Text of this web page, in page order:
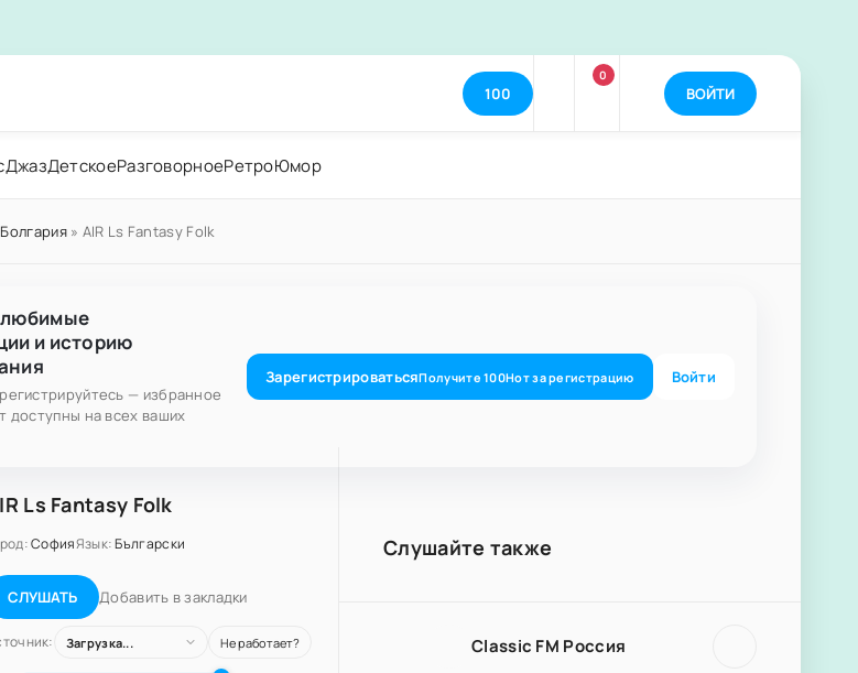
100
0
ВОЙТИ
ДжазДетскоеРазговорноеРетроЮмор
Болгария» AIR Ls Fantasy Folk
и историю
— избранное
доступны на всех ваших
ЗарегистрироватьсяПолучите100Нотза регистрацию Войти
Ls Fantasy Folk
СофияЯзык: Български
СЛУШАТЬ Добавить в закладки
Загрузка... Не работает?
Слушайте также
Classic FM Россия